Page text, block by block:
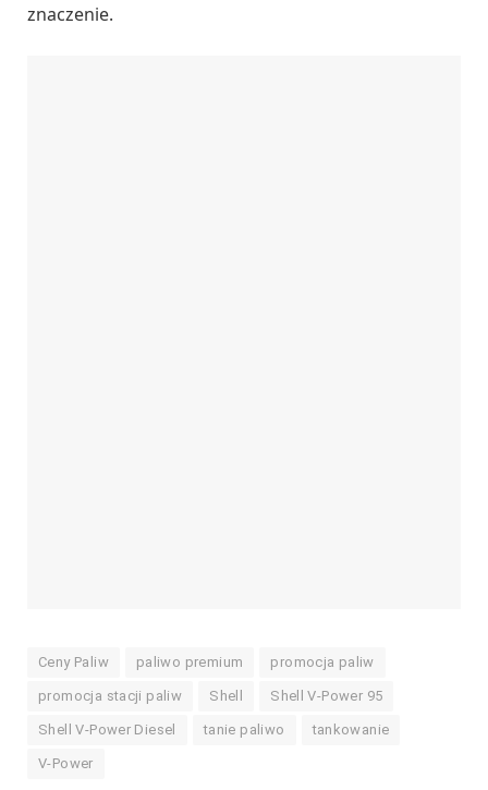
znaczenie.
Ceny Paliw paliwo premium promocja paliw
promocja stacji paliw Shell Shell V-Power 95
Shell V-Power Diesel tanie paliwo tankowanie
V-Power